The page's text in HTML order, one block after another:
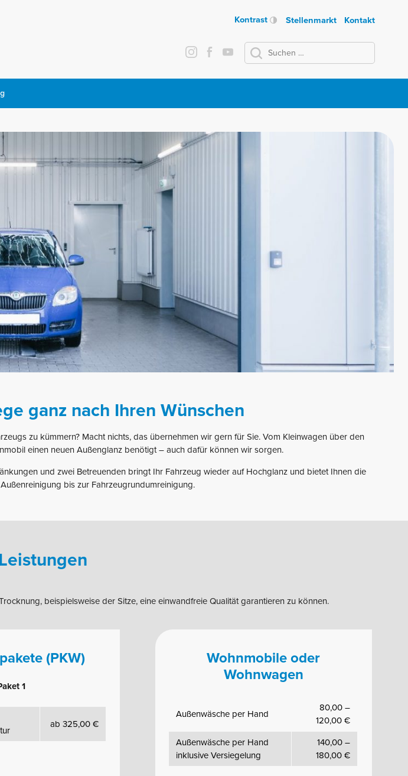
Kontrast Stellenmarkt Kontakt
Suchen
nach:
ganz nach Ihren Wünschen
zu kümmern? Macht nichts, das übernehmen wir gern für Sie. Vom Kleinwagen über den
einen neuen Außenglanz benötigt – auch dafür können wir sorgen.
und zwei Betreuenden bringt Ihr Fahrzeug wieder auf Hochglanz und bietet Ihnen die
bis zur Fahrzeugrundumreinigung.
beispielsweise der Sitze, eine einwandfreie Qualität garantieren zu können.
(PKW)
1
ab 325,00 €
Wohnmobile oder
Wohnwagen
Außenwäsche per Hand
80,00 –
120,00 €
Außenwäsche per Hand
inklusive Versiegelung
140,00 –
180,00 €